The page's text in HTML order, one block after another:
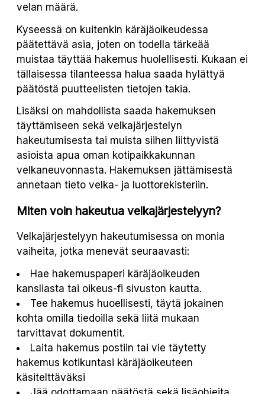
velan määrä.
Kyseessä on kuitenkin käräjäoikeudessa
päätettävä asia, joten on todella tärkeää
muistaa täyttää hakemus huolellisesti. Kukaan ei
tällaisessa tilanteessa halua saada hylättyä
päätöstä puutteelisten tietojen takia.
Lisäksi on mahdollista saada hakemuksen
täyttämiseen sekä velkajärjestelyn
hakeutumisesta tai muista siihen liittyvistä
asioista apua oman kotipaikkakunnan
velkaneuvonnasta. Hakemuksen jättämisestä
annetaan tieto velka- ja luottorekisteriin.
Miten voin hakeutua velkajärjestelyyn?
Velkajärjestelyyn hakeutumisessa on monia
vaiheita, jotka menevät seuraavasti:
Hae hakemuspaperi käräjäoikeuden
kansliasta tai oikeus-fi sivuston kautta.
Tee hakemus huoellisesti, täytä jokainen
kohta omilla tiedoilla sekä liitä mukaan
tarvittavat dokumentit.
Laita hakemus postiin tai vie täytetty
hakemus kotikuntasi käräjäoikeuteen
käsitelttäväksi